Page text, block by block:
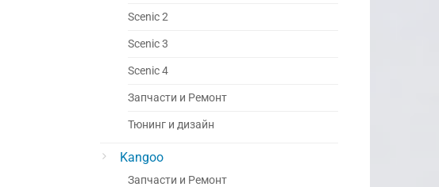
Scenic 2
Scenic 3
Scenic 4
Запчасти и Ремонт
Тюнинг и дизайн
Kangoo
Запчасти и Ремонт